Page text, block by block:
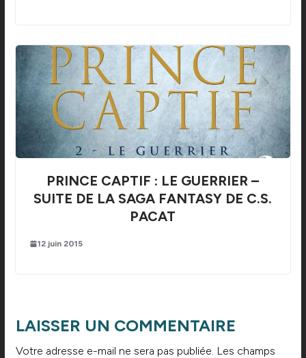
PRINCE CAPTIF : LE GUERRIER –
SUITE DE LA SAGA FANTASY DE C.S.
PACAT
12 juin 2015
LAISSER UN COMMENTAIRE
Votre adresse e-mail ne sera pas publiée. Les champs